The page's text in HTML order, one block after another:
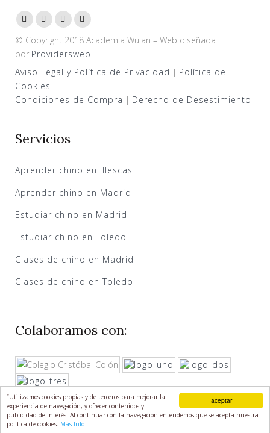
aceptar
“Utilizamos cookies propias y de terceros para mejorar la
experiencia de navegación, y ofrecer contenidos y
publicidad de interés. Al continuar con la navegación entendemos que se acepta nuestra
política de cookies. Más Info
© Copyright 2018 Academia Wulan – Web diseñada
por Providersweb
Aviso Legal y Política de Privacidad | Política de
Cookies
Condiciones de Compra | Derecho de Desestimiento
Servicios
Aprender chino en Illescas
Aprender chino en Madrid
Estudiar chino en Madrid
Estudiar chino en Toledo
Clases de chino en Madrid
Clases de chino en Toledo
Colaboramos con:
Contacto
925 040 455
692 966 406
654 605 611